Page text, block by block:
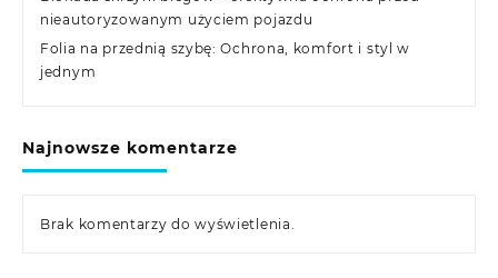
nieautoryzowanym użyciem pojazdu
Folia na przednią szybę: Ochrona, komfort i styl w
jednym
Najnowsze komentarze
Brak komentarzy do wyświetlenia.